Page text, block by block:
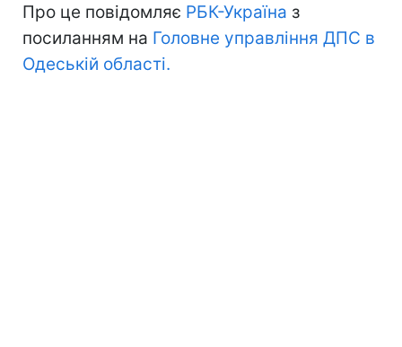
Про це повідомляє РБК-Україна з
посиланням на Головне управління ДПС в
Одеській області.